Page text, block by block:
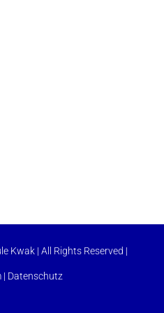
Kwak | All Rights Reserved |
| Datenschutz